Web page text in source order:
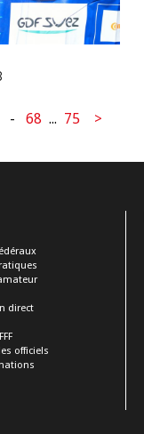
- 68 ... 75 >
direct
officiels